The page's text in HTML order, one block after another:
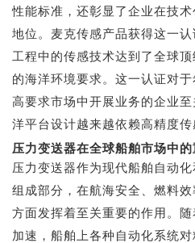
性能标准，还彰显了企业在技
地位。麦克传感产品获得这一
工程中的传感技术达到了全球
的海洋环境要求。这一认证对
高要求市场中开展业务的企业
洋平台设计越来越依赖高精度传
压力变送器在全球船舶市场中
压力变送器作为现代船舶自动
组成部分，在航海安全、燃料
方面发挥着至关重要的作用。
加速，船舶上各种自动化系统